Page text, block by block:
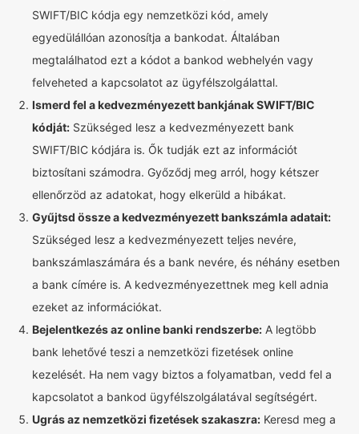
SWIFT/BIC kódja egy nemzetközi kód, amely
egyedülállóan azonosítja a bankodat. Általában
megtalálhatod ezt a kódot a bankod webhelyén vagy
felveheted a kapcsolatot az ügyfélszolgálattal.
Ismerd fel a kedvezményezett bankjának SWIFT/BIC
kódját: Szükséged lesz a kedvezményezett bank
SWIFT/BIC kódjára is. Ők tudják ezt az információt
biztosítani számodra. Győződj meg arról, hogy kétszer
ellenőrzöd az adatokat, hogy elkerüld a hibákat.
Gyűjtsd össze a kedvezményezett bankszámla adatait:
Szükséged lesz a kedvezményezett teljes nevére,
bankszámlaszámára és a bank nevére, és néhány esetben
a bank címére is. A kedvezményezettnek meg kell adnia
ezeket az információkat.
Bejelentkezés az online banki rendszerbe: A legtöbb
bank lehetővé teszi a nemzetközi fizetések online
kezelését. Ha nem vagy biztos a folyamatban, vedd fel a
kapcsolatot a bankod ügyfélszolgálatával segítségért.
Ugrás az nemzetközi fizetések szakaszra: Keresd meg a